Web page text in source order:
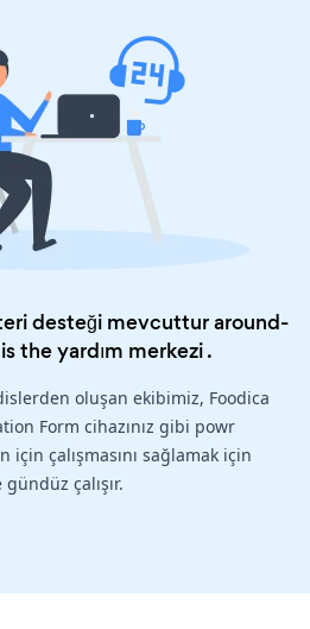
desteği mevcuttur around-
theyardım merkezi.
oluşan ekibimiz, Foodica
Form cihazınız gibi powr
için çalışmasını sağlamak için
gündüz çalışır.